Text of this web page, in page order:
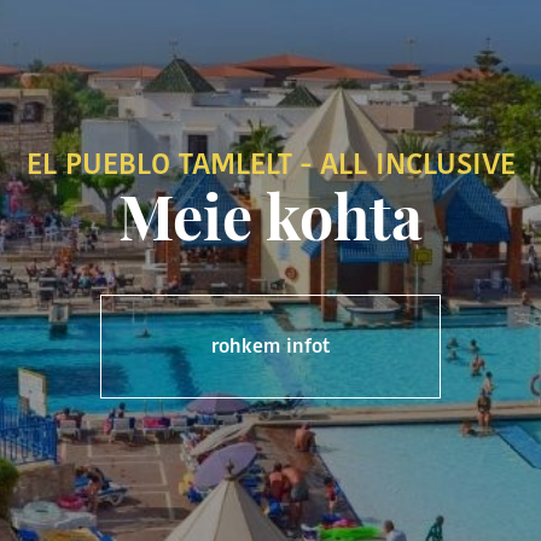
EL PUEBLO TAMLELT - ALL INCLUSIVE
Meie kohta
rohkem infot